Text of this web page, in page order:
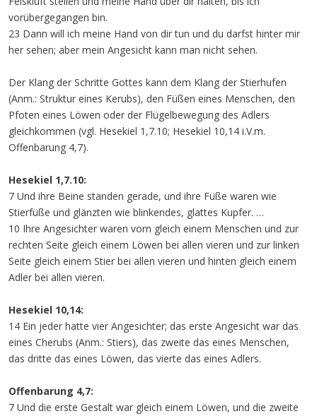
vorübergegangen bin.
23 Dann will ich meine Hand von dir tun und du darfst hinter mir
her sehen; aber mein Angesicht kann man nicht sehen.
Der Klang der Schritte Gottes kann dem Klang der Stierhufen
(Anm.: Struktur eines Kerubs), den Füßen eines Menschen, den
Pfoten eines Löwen oder der Flügelbewegung des Adlers
gleichkommen (vgl. Hesekiel 1,7.10; Hesekiel 10,14 i.V.m.
Offenbarung 4,7).
Hesekiel 1,7.10:
7 Und ihre Beine standen gerade, und ihre Füße waren wie
Stierfüße und glänzten wie blinkendes, glattes Kupfer. …
10 Ihre Angesichter waren vorn gleich einem Menschen und zur
rechten Seite gleich einem Löwen bei allen vieren und zur linken
Seite gleich einem Stier bei allen vieren und hinten gleich einem
Adler bei allen vieren.
Hesekiel 10,14:
14 Ein jeder hatte vier Angesichter; das erste Angesicht war das
eines Cherubs (Anm.: Stiers), das zweite das eines Menschen,
das dritte das eines Löwen, das vierte das eines Adlers.
Offenbarung 4,7:
7 Und die erste Gestalt war gleich einem Löwen, und die zweite